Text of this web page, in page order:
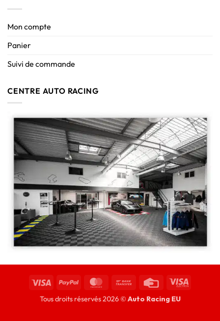
Mon compte
Panier
Suivi de commande
CENTRE AUTO RACING
Tous droits réservés 2026 © Auto Racing EU